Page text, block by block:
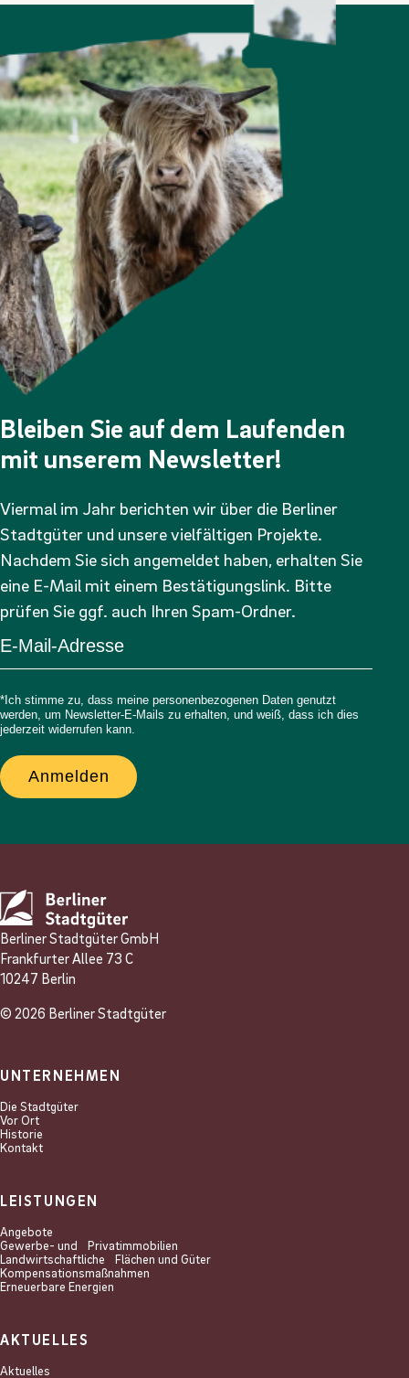
Bleiben Sie auf dem Laufenden
mit unserem Newsletter!
Viermal im Jahr berichten wir über die Berliner
Stadtgüter und unsere vielfältigen Projekte.
Nachdem Sie sich angemeldet haben, erhalten Sie
eine E-Mail mit einem Bestätigungslink. Bitte
prüfen Sie ggf. auch Ihren Spam-Ordner.
*Ich stimme zu, dass meine personenbezogenen Daten genutzt
werden, um Newsletter-E-Mails zu erhalten, und weiß, dass ich dies
jederzeit widerrufen kann.
Anmelden
Berliner Stadtgüter GmbH
Frankfurter Allee 73 C
10247 Berlin
© 2026 Berliner Stadtgüter
UNTERNEHMEN
Die Stadtgüter
Vor Ort
Historie
Kontakt
LEISTUNGEN
Angebote
Gewerbe- und Privat­immobilien
Landwirtschaftliche Flächen und Güter
Kompensations­maßnahmen
Erneuerbare Energien
AKTUELLES
Aktuelles